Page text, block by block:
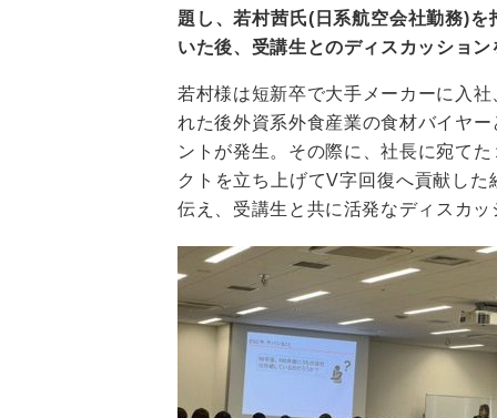
題し、若村茜氏(日系航空会社勤務)
いた後、受講生とのディスカッショ
若村様は短新卒で大手メーカーに入
れた後外資系外食産業の食材バイヤ
ントが発生。その際に、社長に宛て
クトを立ち上げてV字回復へ貢献し
伝え、受講生と共に活発なディスカ